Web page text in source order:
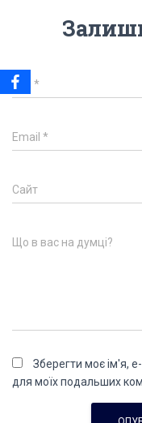
Ім'я *
Email *
Сайт
Що в вас на думці?
Зберегти моє ім'я,
для моїх подальших